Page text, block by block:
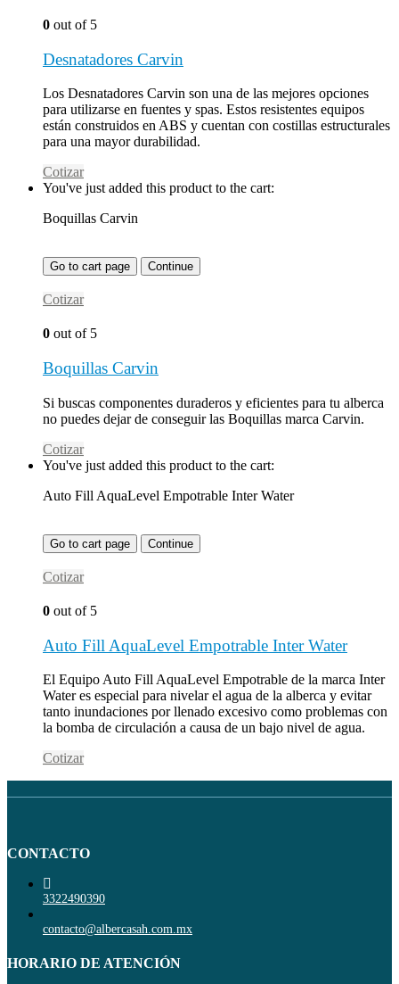
0 out of 5
Desnatadores Carvin
Los Desnatadores Carvin son una de las mejores opciones
para utilizarse en fuentes y spas. Estos resistentes equipos
están construidos en ABS y cuentan con costillas estructurales
para una mayor durabilidad.
Cotizar
You've just added this product to the cart:
Boquillas Carvin
Go to cart page Continue
Cotizar
0 out of 5
Boquillas Carvin
Si buscas componentes duraderos y eficientes para tu alberca
no puedes dejar de conseguir las Boquillas marca Carvin.
Cotizar
You've just added this product to the cart:
Auto Fill AquaLevel Empotrable Inter Water
Go to cart page Continue
Cotizar
0 out of 5
Auto Fill AquaLevel Empotrable Inter Water
El Equipo Auto Fill AquaLevel Empotrable de la marca Inter
Water es especial para nivelar el agua de la alberca y evitar
tanto inundaciones por llenado excesivo como problemas con
la bomba de circulación a causa de un bajo nivel de agua.
Cotizar
CONTACTO
3322490390
contacto@albercasah.com.mx
HORARIO DE ATENCIÓN